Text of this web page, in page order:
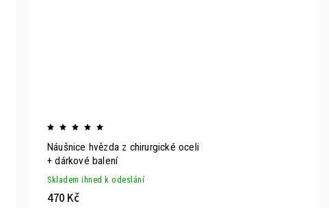
Náušnice hvězda z chirurgické oceli
+ dárkové balení
Skladem ihned k odeslání
470 Kč